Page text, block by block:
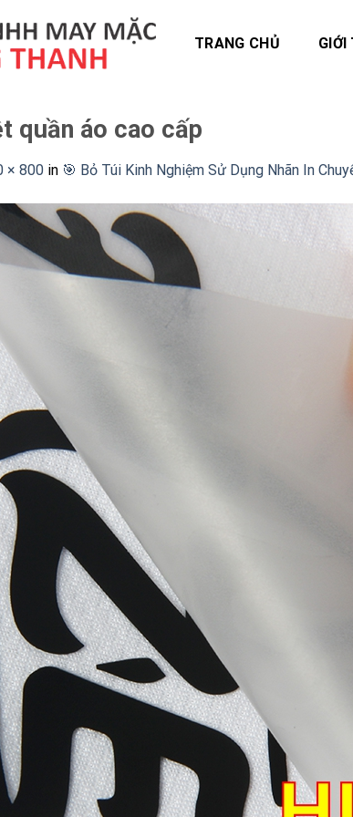
TRANG CHỦ GIỚI
quần áo cao cấp
× 800 in 🎯 Bỏ Túi Kinh Nghiệm Sử Dụng Nhãn In